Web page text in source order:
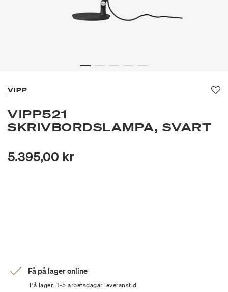
VIPP
VIPP521
SKRIVBORDSLAMPA, SVART
5.395,00 kr
Få på lager online
På lager: 1-5 arbetsdagar leveranstid